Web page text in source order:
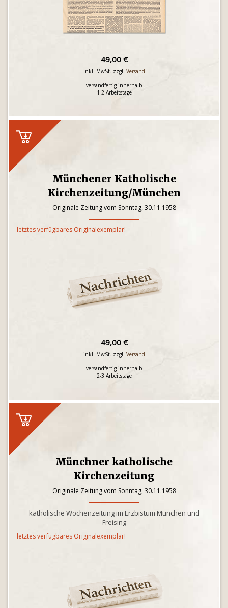
49,00 €
inkl. MwSt. zzgl. Versand
versandfertig innerhalb
1-2 Arbeitstage
Münchener Katholische
Kirchenzeitung/München
Originale Zeitung vom Sonntag, 30.11.1958
letztes verfügbares Originalexemplar!
49,00 €
inkl. MwSt. zzgl. Versand
versandfertig innerhalb
2-3 Arbeitstage
Münchner katholische
Kirchenzeitung
Originale Zeitung vom Sonntag, 30.11.1958
katholische Wochenzeitung im Erzbistum München und
Freising
letztes verfügbares Originalexemplar!